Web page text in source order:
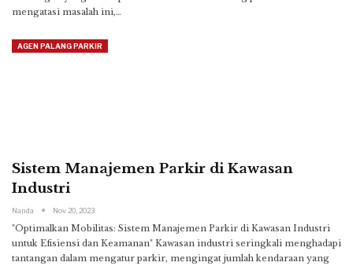
mengatasi masalah ini,…
AGEN PALANG PARKIR
Sistem Manajemen Parkir di Kawasan
Industri
Nanda Nov 20, 2023
"Optimalkan Mobilitas: Sistem Manajemen Parkir di Kawasan Industri
untuk Efisiensi dan Keamanan" Kawasan industri seringkali menghadapi
tantangan dalam mengatur parkir, mengingat jumlah kendaraan yang